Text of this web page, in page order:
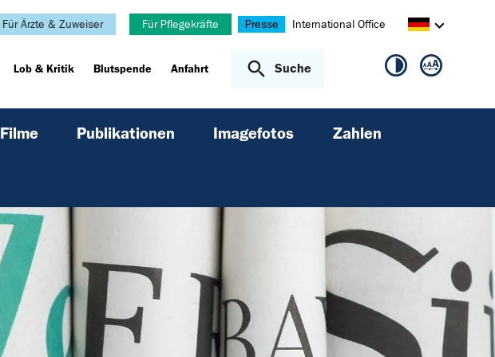
Für Ärzte & Zuweiser Für Pflegekräfte Presse International Office
Lob & Kritik Blutspende Anfahrt Suche
Filme Publikationen Imagefotos Zahlen